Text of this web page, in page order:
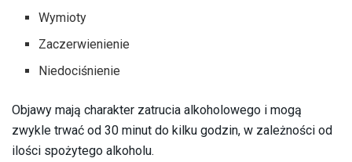
Wymioty
Zaczerwienienie
Niedociśnienie
Objawy mają charakter zatrucia alkoholowego i mogą
zwykle trwać od 30 minut do kilku godzin, w zależności od
ilości spożytego alkoholu.